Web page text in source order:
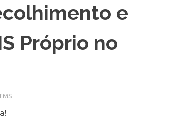
e
Próprio no